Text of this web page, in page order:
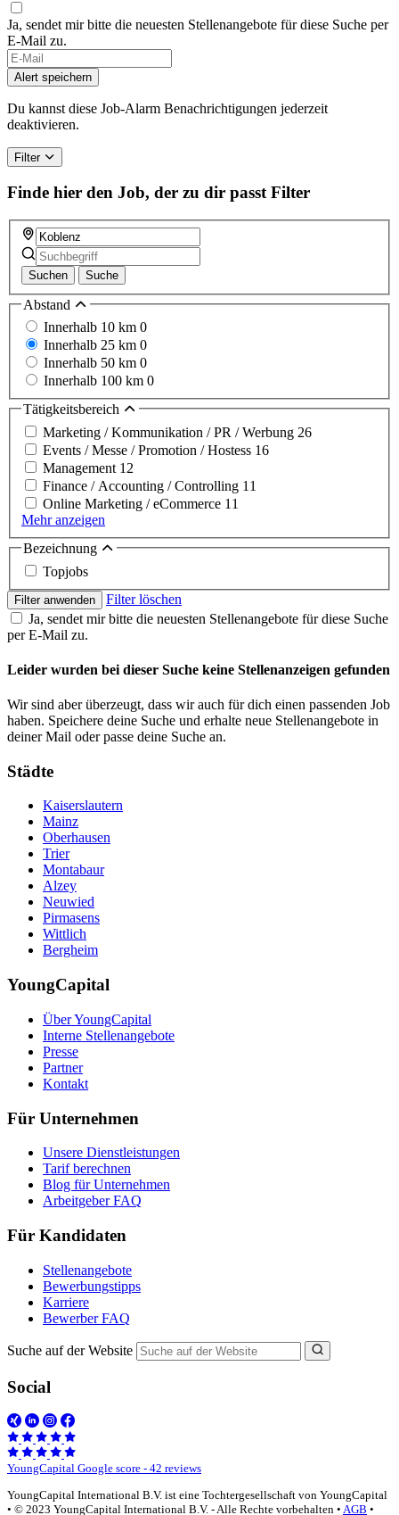
Ja, sendet mir bitte die neuesten Stellenangebote für diese Suche per
E-Mail zu.
If
you
are
a
human,
this
field
Alert speichern
Du kannst diese Job-Alarm Benachrichtigungen jederzeit
deaktivieren.
Filter
Finde hier den Job, der zu dir passt Filter
Suchen Suche
Abstand
Innerhalb 10 km 0
Innerhalb 25 km 0
Innerhalb 50 km 0
Innerhalb 100 km 0
Tätigkeitsbereich
Marketing / Kommunikation / PR / Werbung 26
Events / Messe / Promotion / Hostess 16
Management 12
Finance / Accounting / Controlling 11
Online Marketing / eCommerce 11
Mehr anzeigen
Bezeichnung
Topjobs
Filter anwenden
Filter löschen
Ja, sendet mir bitte die neuesten Stellenangebote für diese Suche
per E-Mail zu.
Leider wurden bei dieser Suche keine Stellenanzeigen gefunden
Wir sind aber überzeugt, dass wir auch für dich einen passenden Job
haben. Speichere deine Suche und erhalte neue Stellenangebote in
deiner Mail oder passe deine Suche an.
Städte
Kaiserslautern
Mainz
Oberhausen
Trier
Montabaur
Alzey
Neuwied
Pirmasens
Wittlich
Bergheim
YoungCapital
Über YoungCapital
Interne Stellenangebote
Presse
Partner
Kontakt
Für Unternehmen
Unsere Dienstleistungen
Tarif berechnen
Blog für Unternehmen
Arbeitgeber FAQ
Für Kandidaten
Stellenangebote
Bewerbungstipps
Karriere
Bewerber FAQ
Suche auf der Website
Social
YoungCapital Google score - 42 reviews
YoungCapital International B.V. ist eine Tochtergesellschaft von YoungCapital
• © 2023 YoungCapital International B.V. - Alle Rechte vorbehalten • AGB •